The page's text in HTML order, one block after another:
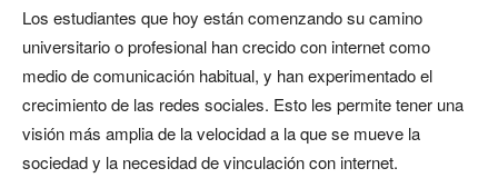
Los estudiantes que hoy están comenzando su camino
universitario o profesional han crecido con internet como
medio de comunicación habitual, y han experimentado el
crecimiento de las redes sociales. Esto les permite tener una
visión más amplia de la velocidad a la que se mueve la
sociedad y la necesidad de vinculación con internet.